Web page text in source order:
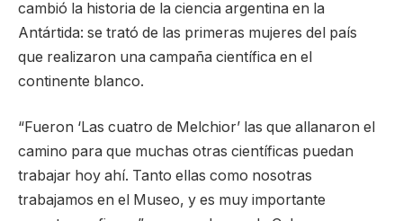
cambió la historia de la ciencia argentina en la
Antártida: se trató de las primeras mujeres del país
que realizaron una campaña científica en el
continente blanco.
“Fueron ‘Las cuatro de Melchior’ las que allanaron el
camino para que muchas otras científicas puedan
trabajar hoy ahí. Tanto ellas como nosotras
trabajamos en el Museo, y es muy importante